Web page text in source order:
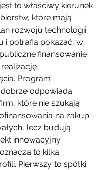
to właściwy kierunek
które mają
rozwoju technologii
i potrafią pokazać, w
finansowanie
Program
odpowiada
które nie szukają
na zakup
lecz budują
innowacyjny.
to kilka
Pierwszy to spółki